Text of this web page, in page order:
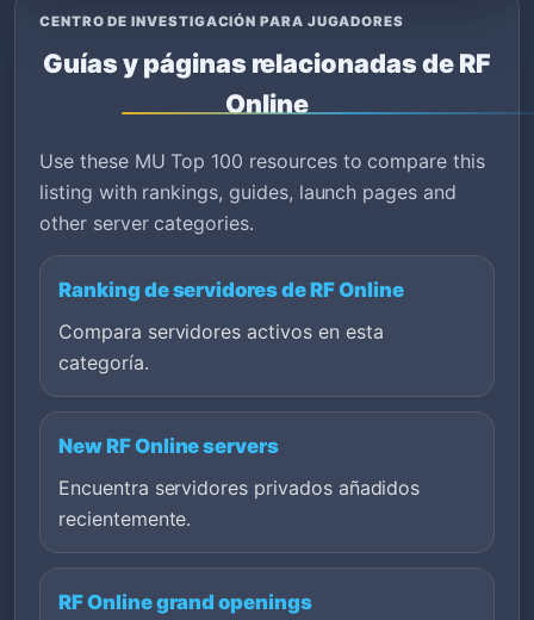
CENTRO DE INVESTIGACIÓN PARA JUGADORES
Guías y páginas relacionadas de RF
Online
Use these MU Top 100 resources to compare this
listing with rankings, guides, launch pages and
other server categories.
Ranking de servidores de RF Online
Compara servidores activos en esta
categoría.
New RF Online servers
Encuentra servidores privados añadidos
recientemente.
RF Online grand openings